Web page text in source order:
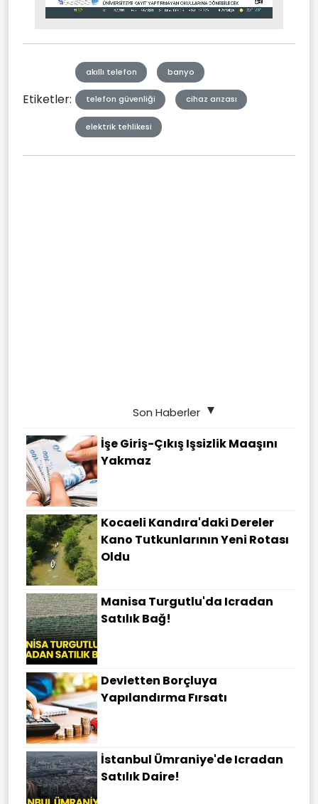
Mute Stream
Etiketler:
akıllı telefon banyo
telefon güvenliği cihaz arızası
elektrik tehlikesi
Son Haberler
İşe Giriş-Çıkış Işsizlik Maaşını
Yakmaz
Kocaeli Kandıra'daki Dereler
Kano Tutkunlarının Yeni Rotası
Oldu
Manisa Turgutlu'da Icradan
Satılık Bağ!
Devletten Borçluya
Yapılandırma Fırsatı
İstanbul Ümraniye'de Icradan
Satılık Daire!